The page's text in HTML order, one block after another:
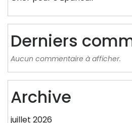
Derniers
Aucun commentaire à afficher.
Archive
juillet 2026